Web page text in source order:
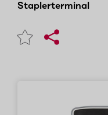
Staplerterminal